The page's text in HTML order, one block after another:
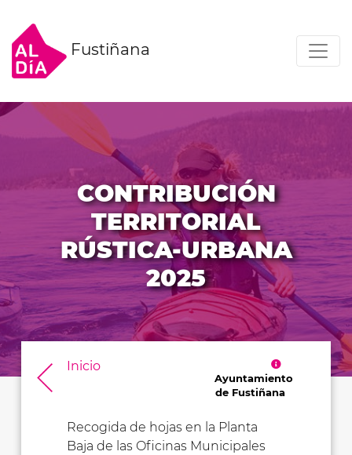
Fustiñana
CONTRIBUCIÓN
TERRITORIAL
RÚSTICA-URBANA
2025
Inicio
Ayuntamiento
de Fustiñana
Recogida de hojas en la Planta
Baja de las Oficinas Municipales